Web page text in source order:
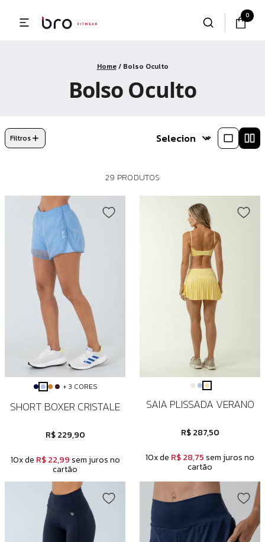
0
Home/ Bolso Oculto
Bolso Oculto
Filtros
29 PRODUTOS
+ 3 CORES
SHORT BOXER CRISTALE
R$ 229,90
10x de R$ 22,99 sem juros no
cartão
SAIA PLISSADA VERANO
R$ 287,50
10x de R$ 28,75 sem juros no
cartão